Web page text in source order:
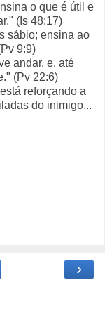
o que é útil e
(Is 48:17)
sábio; ensina ao
9:9)
andar, e, até
(Pv 22:6)
reforçando a
do inimigo...
›